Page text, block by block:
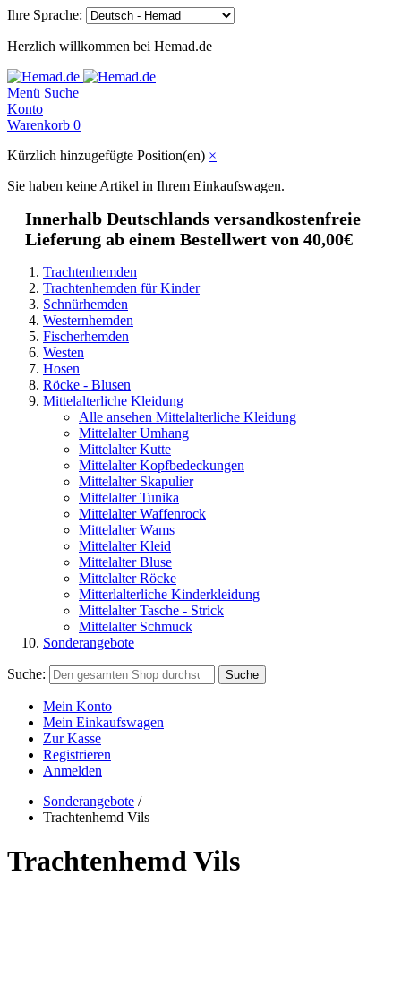
Ihre Sprache:
Herzlich willkommen bei Hemad.de
Menü Suche
Konto
Warenkorb 0
Kürzlich hinzugefügte Position(en) ×
Sie haben keine Artikel in Ihrem Einkaufswagen.
Innerhalb Deutschlands versandkostenfreie
Lieferung ab einem Bestellwert von 40,00€
Trachtenhemden
Trachtenhemden für Kinder
Schnürhemden
Westernhemden
Fischerhemden
Westen
Hosen
Röcke - Blusen
Mittelalterliche Kleidung
Alle ansehen Mittelalterliche Kleidung
Mittelalter Umhang
Mittelalter Kutte
Mittelalter Kopfbedeckungen
Mittelalter Skapulier
Mittelalter Tunika
Mittelalter Waffenrock
Mittelalter Wams
Mittelalter Kleid
Mittelalter Bluse
Mittelalter Röcke
Mitterlalterliche Kinderkleidung
Mittelalter Tasche - Strick
Mittelalter Schmuck
Sonderangebote
Suche: Suche
Mein Konto
Mein Einkaufswagen
Zur Kasse
Registrieren
Anmelden
Sonderangebote /
Trachtenhemd Vils
Trachtenhemd Vils